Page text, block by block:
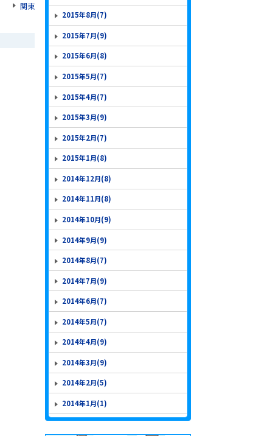
関東
2015年8月(7)
2015年7月(9)
2015年6月(8)
2015年5月(7)
2015年4月(7)
2015年3月(9)
2015年2月(7)
2015年1月(8)
2014年12月(8)
2014年11月(8)
2014年10月(9)
2014年9月(9)
2014年8月(7)
2014年7月(9)
2014年6月(7)
2014年5月(7)
2014年4月(9)
2014年3月(9)
2014年2月(5)
2014年1月(1)